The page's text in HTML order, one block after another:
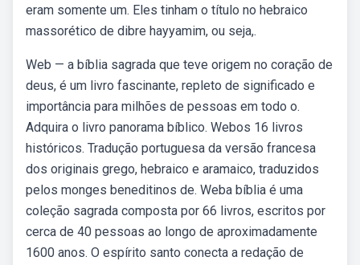
eram somente um. Eles tinham o título no hebraico
massorético de dibre hayyamim, ou seja,.
Web — a bíblia sagrada que teve origem no coração de
deus, é um livro fascinante, repleto de significado e
importância para milhões de pessoas em todo o.
Adquira o livro panorama bíblico. Webos 16 livros
históricos. Tradução portuguesa da versão francesa
dos originais grego, hebraico e aramaico, traduzidos
pelos monges beneditinos de. Weba bíblia é uma
coleção sagrada composta por 66 livros, escritos por
cerca de 40 pessoas ao longo de aproximadamente
1600 anos. O espírito santo conecta a redação de